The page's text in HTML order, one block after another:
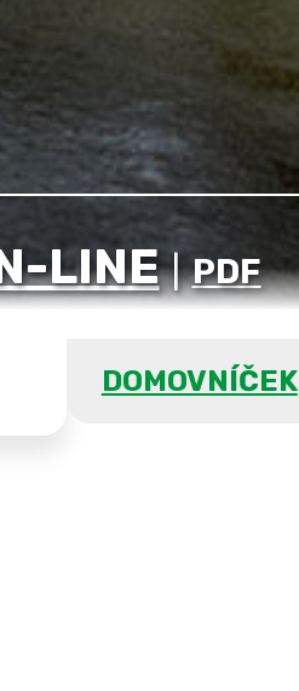
LINE | PDF
DOMOVNÍČEK